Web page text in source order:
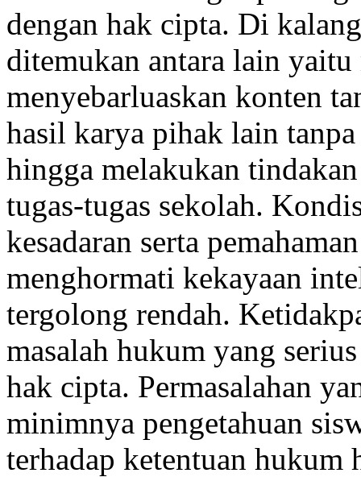
dengan hak cipta. Di
ditemukan antara lain
menyebarluaskan konten
hasil karya pihak lain
hingga melakukan
tugas-tugas sekolah.
kesadaran serta
menghormati kekayaan
tergolong rendah.
masalah hukum yang
hak cipta. Permasalahan
minimnya pengetahuan
terhadap ketentuan